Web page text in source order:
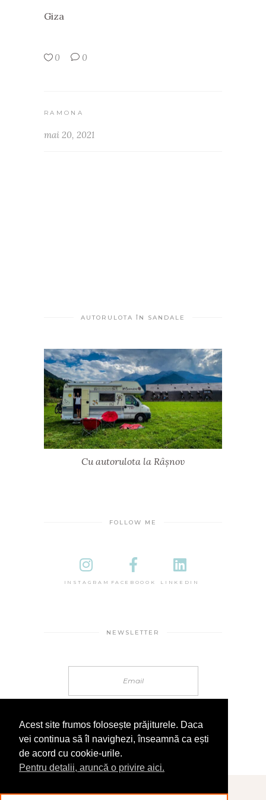
Giza
0 0
RAMONA
mai 20, 2021
AUTORULOTA ÎN SANDALE
Cu autorulota la Râșnov
FOLLOW ME
INSTAGRAM FACEBOOOK LINKEDIN
NEWSLETTER
© 2025 În Sandale
Acest site frumos folosește prăjiturele. Daca
vei continua să îl navighezi, înseamnă ca ești
de acord cu cookie-urile.
Pentru detalii, aruncă o privire aici.